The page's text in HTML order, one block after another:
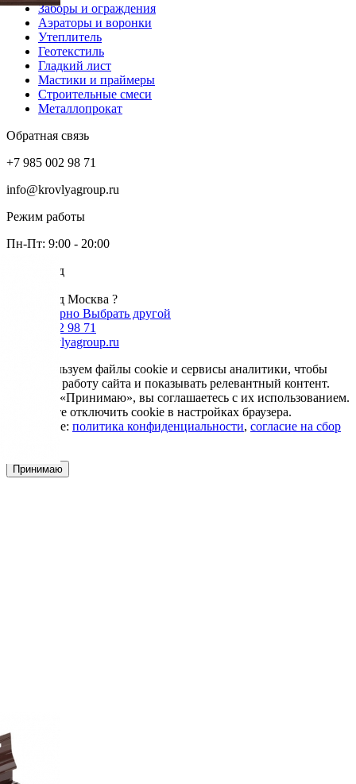
Заборы и ограждения
Аэраторы и воронки
Утеплитель
Геотекстиль
Гладкий лист
Мастики и праймеры
Строительные смеси
Металлопрокат
Обратная связь
+7 985 002 98 71
info@krovlyagroup.ru
Режим работы
Пн-Пт: 9:00 - 20:00
Ваш город
Ваш город Москва ?
Да, все верно Выбрать другой
+7 985 002 98 71
info@krovlyagroup.ru
Мы используем файлы cookie и сервисы аналитики, чтобы
улучшить работу сайта и показывать релевантный контент.
Нажимая «Принимаю», вы соглашаетесь с их использованием.
Вы можете отключить cookie в настройках браузера.
Подробнее: политика конфиденциальности, согласие на сбор
Принимаю